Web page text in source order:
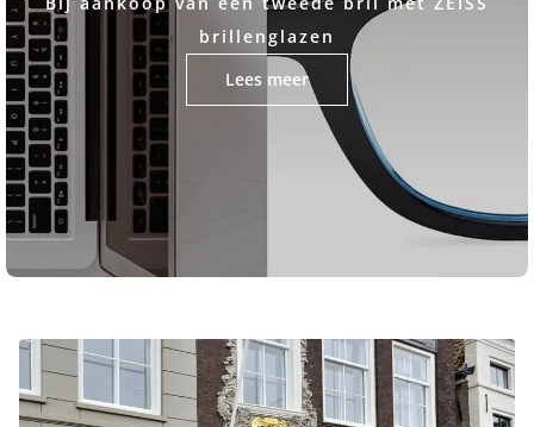
brillenglazen
Lees meer